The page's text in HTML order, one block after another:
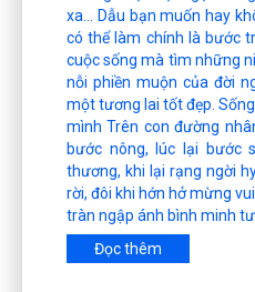
xa… Dẫu bạn muốn hay
có thể làm chính là bước
cuộc sống mà tìm những
nỗi phiền muộn của đời
một tương lai tốt đẹp.
mình Trên con đường
bước nông, lúc lại bước
thương, khi lại rạng ngời
rời, đôi khi hớn hở mừng
tràn ngập ánh bình minh
Đọc thêm